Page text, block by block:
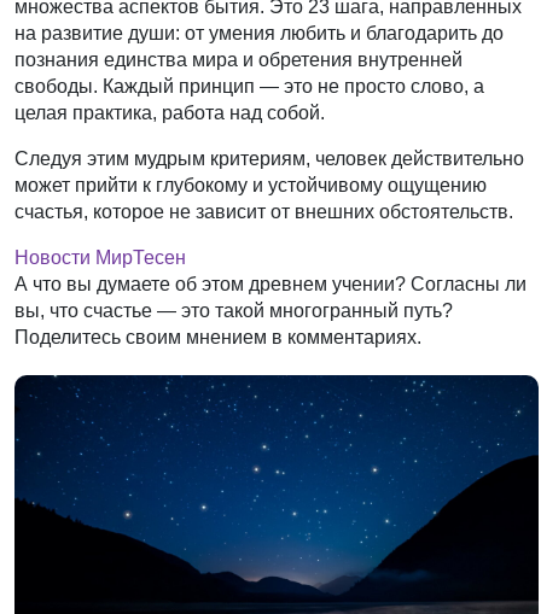
множества аспектов бытия. Это 23 шага, направленных
на развитие души: от умения любить и благодарить до
познания единства мира и обретения внутренней
свободы. Каждый принцип — это не просто слово, а
целая практика, работа над собой.
Следуя этим мудрым критериям, человек действительно
может прийти к глубокому и устойчивому ощущению
счастья, которое не зависит от внешних обстоятельств.
Новости МирТесен
А что вы думаете об этом древнем учении? Согласны ли
вы, что счастье — это такой многогранный путь?
Поделитесь своим мнением в комментариях.